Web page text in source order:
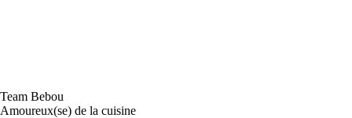
Team Bebou
Amoureux(se) de la cuisine